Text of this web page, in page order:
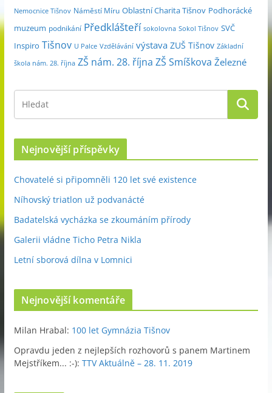
Nemocnice Tišnov Náměstí Míru Oblastní Charita Tišnov Podhorácké
muzeum podnikání Předklášteří sokolovna Sokol Tišnov SVČ
Inspiro Tišnov U Palce Vzdělávání výstava ZUŠ Tišnov Základní
škola nám. 28. října ZŠ nám. 28. října ZŠ Smíškova Železné
Nejnovější příspěvky
Chovatelé si připomněli 120 let své existence
Níhovský triatlon už podvanácté
Badatelská vycházka se zkoumáním přírody
Galerii vládne Ticho Petra Nikla
Letní sborová dílna v Lomnici
Nejnovější komentáře
Milan Hrabal: 100 let Gymnázia Tišnov
Opravdu jeden z nejlepších rozhovorů s panem Martinem
Mejstříkem... :-): TTV Aktuálně – 28. 11. 2019